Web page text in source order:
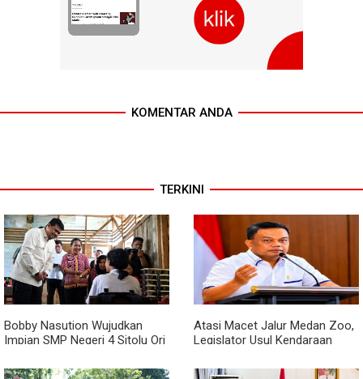
KOMENTAR ANDA
TERKINI
Bobby Nasution Wujudkan
Impian SMP Negeri 4 Sitolu Ori
Atasi Macet Jalur Medan Zoo,
Legislator Usul Kendaraan
Royal Sumatera